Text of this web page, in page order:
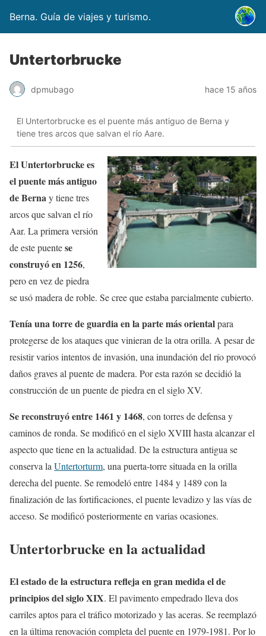
Berna. Guía de viajes y turismo.
Untertorbrucke
dpmubago hace 15 años
El Untertorbrucke es el puente más antiguo de Berna y
tiene tres arcos que salvan el río Aare.
El Untertorbrucke es
el puente más antiguo
de Bernay tiene tres
arcos que salvan el río
Aar. La primera versión
de este puentese
construyó en 1256,
pero en vez de piedra
se usó madera de roble. Se cree que estaba parcialmente cubierto.
Tenía una torre de guardia en la parte más orientalpara
protegerse de los ataques que vinieran de la otra orilla. A pesar de
resistir varios intentos de invasión, una inundación del río provocó
daños graves al puente de madera. Por esta razón se decidió la
construcción de un puente de piedra en el siglo XV.
Se reconstruyó entre 1461 y 1468, con torres de defensa y
caminos de ronda. Se modificó en el siglo XVIII hasta alcanzar el
aspecto que tiene en la actualidad. De la estructura antigua se
conserva la Untertorturm, una puerta-torre situada en la orilla
derecha del puente. Se remodeló entre 1484 y 1489 con la
finalización de las fortificaciones, el puente levadizo y las vías de
acceso. Se modificó posteriormente en varias ocasiones.
Untertorbrucke en la actualidad
El estado de la estructura refleja en gran medida el de
principios del siglo XIX. El pavimento empedrado lleva dos
carriles aptos para el tráfico motorizado y las aceras. Se reemplazó
en la última renovación completa del puente en 1979-1981. Por lo